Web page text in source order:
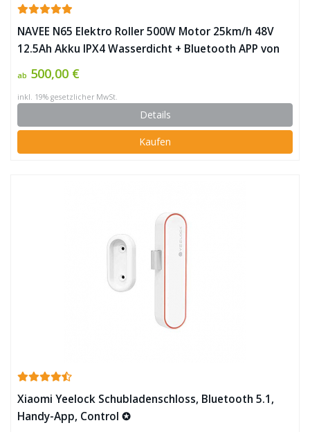
NAVEE N65 Elektro Roller 500W Motor 25km/h 48V
12.5Ah Akku IPX4 Wasserdicht + Bluetooth APP von
Xiaomiyoupin ✪
ab 500,00 €
inkl. 19% gesetzlicher MwSt.
Details
Kaufen
Xiaomi Yeelock Schubladenschloss, Bluetooth 5.1,
Handy-App, Control ✪